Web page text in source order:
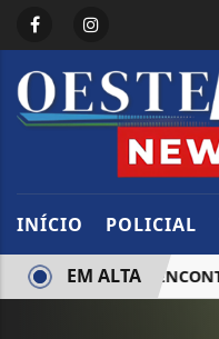
INÍCIO POLICIAL
E GRAVA ENCONTRO
EM ALTA